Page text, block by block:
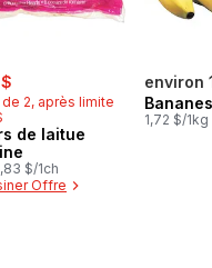
2, après limite
de laitue
$/1ch
Offre
environ
1,72 $/